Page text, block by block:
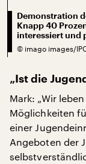
Demonstration
Knapp 40
interessiert und
© imago images/
„Ist die
Mark: „Wir
Möglichkeiten
einer
Angeboten der